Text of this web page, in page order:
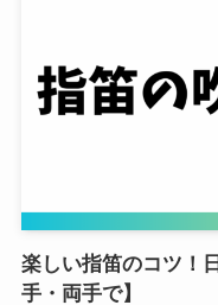
楽しい指笛のコツ！
手・両手で】